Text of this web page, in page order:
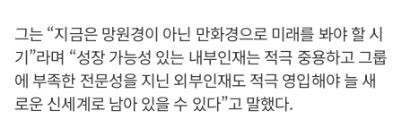
그는 “지금은 망원경이 아닌 만화경으로 미래를 봐야 할 시
기”라며 “성장 가능성 있는 내부인재는 적극 중용하고 그룹
에 부족한 전문성을 지닌 외부인재도 적극 영입해야 늘 새
로운 신세계로 남아 있을 수 있다”고 말했다.